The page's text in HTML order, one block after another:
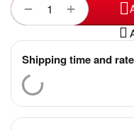
+
−
Shipping time and